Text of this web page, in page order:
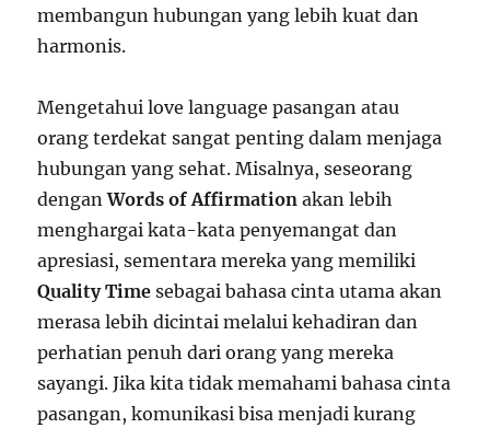
membangun hubungan yang lebih kuat dan
harmonis.
Mengetahui love language pasangan atau
orang terdekat sangat penting dalam menjaga
hubungan yang sehat. Misalnya, seseorang
denganWords of Affirmation akan lebih
menghargai kata-kata penyemangat dan
apresiasi, sementara mereka yang memiliki
Quality Time sebagai bahasa cinta utama akan
merasa lebih dicintai melalui kehadiran dan
perhatian penuh dari orang yang mereka
sayangi. Jika kita tidak memahami bahasa cinta
pasangan, komunikasi bisa menjadi kurang